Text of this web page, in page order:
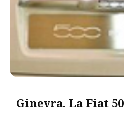
Ginevra. La Fiat